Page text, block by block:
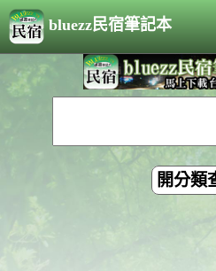
bluezz民宿筆記本
開分類